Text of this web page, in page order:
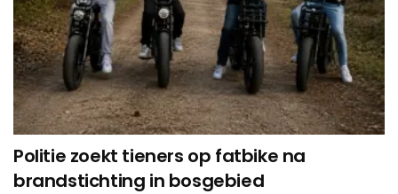
Politie zoekt tieners op fatbike na
brandstichting in bosgebied